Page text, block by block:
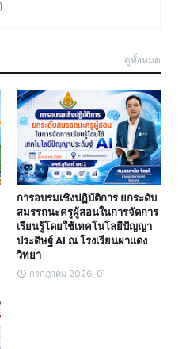
ดูทั้งหมด
การอบรมเชิงปฏิบัติการ ยกระดับ
สมรรถนะครูผู้สอนในการจัดการ
เรียนรู้โดยใช้เทคโนโลยีปัญญา
ประดิษฐ์ AI ณ โรงเรียนผาแดง
วิทยา
กรกฎาคม 2026, 01